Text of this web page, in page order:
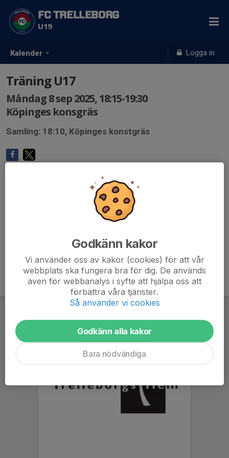
Kalender Logga in
FC TRELLEBORG
U19
Träning U17
Måndag 8 sep 2025, 18:15-19:30
Köpinges konsgräs
Samling: 18:10, Köpinges konstgräs
Godkänn kakor
Vi använder oss av kakor (cookies) för att vår
webbplats ska fungera bra för dig. De används
även för webbanalys i syfte att hjälpa oss att
förbättra våra tjänster.
Så använder vi cookies
Godkänn alla kakor
Bara nödvändiga